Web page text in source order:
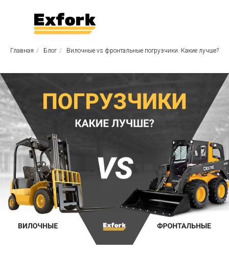
Главная / Блог / Вилочные vs фронтальные погрузчики. Какие лучше?